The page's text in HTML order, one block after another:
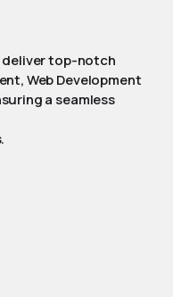
deliver top-notch
Web Development
a seamless